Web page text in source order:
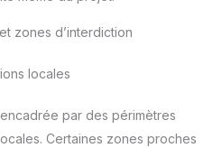
zones d’interdiction
locales
par des périmètres
Certaines zones proches